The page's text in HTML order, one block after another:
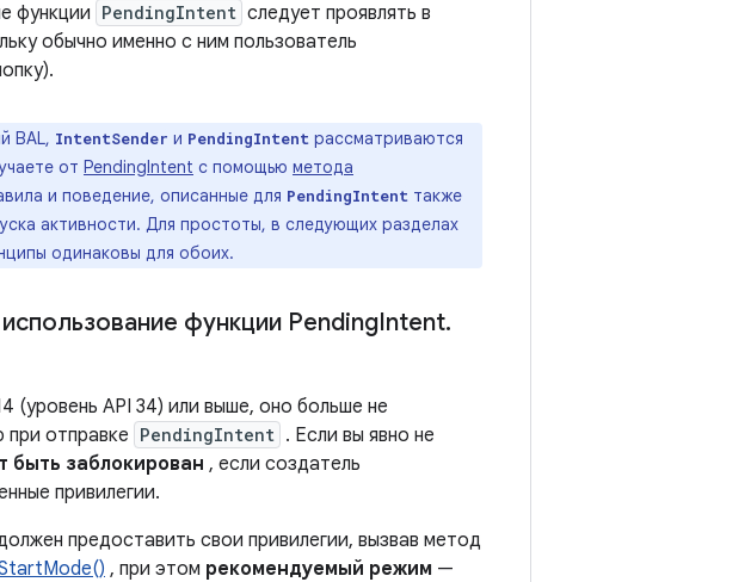
функции PendingIntent следует проявлять в
обычно именно с ним пользователь
BAL, IntentSender и PendingIntent рассматриваются
от PendingIntent с помощью метода
и поведение, описанные для PendingIntent также
активности. Для простоты, в следующих разделах
одинаковы для обоих.
функции PendingIntent.
(уровень API 34) или выше, оно больше не
при отправке PendingIntent . Если вы явно не
быть заблокирован , если создатель
привилегии.
предоставить свои привилегии, вызвав метод
, при этом рекомендуемый режим —